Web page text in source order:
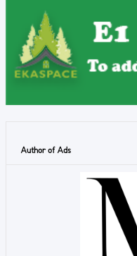
Author of Ads